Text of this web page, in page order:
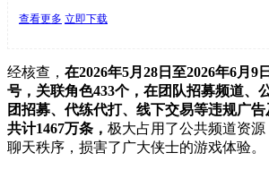
查看更多 立即下载
经核查， 在2026年5月28日至2026年6月9
号，关联角色433个，在团队招募频道、
团招募、代练代打、线下交易等违规广
共计1467万条， 极大占用了公共频道资
聊天秩序，损害了广大侠士的游戏体验。